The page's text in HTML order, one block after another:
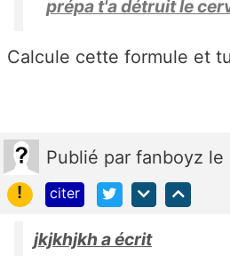
prépa t'a détruit le
Calcule cette formule et
Publié par fanboyz le
!
citer
jkjkhjkh a écrit